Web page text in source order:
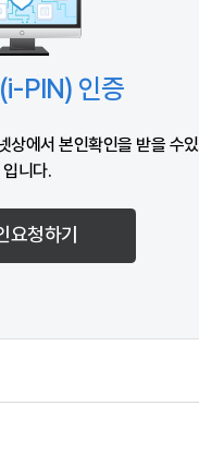
PIN) 인증
상에서 본인확인을 받을 수
입니다.
요청하기